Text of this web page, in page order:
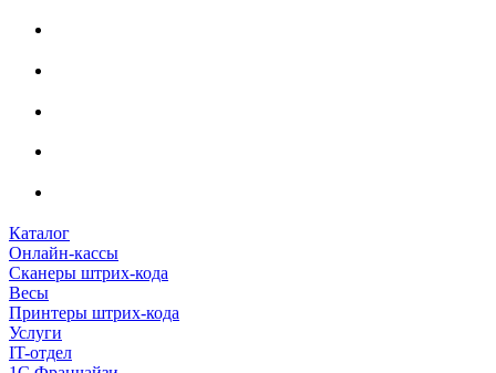
Каталог
Онлайн-кассы
Сканеры штрих-кода
Весы
Принтеры штрих-кода
Услуги
IT-отдел